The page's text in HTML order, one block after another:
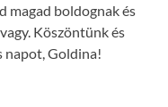
magad boldognak és
Köszöntünk és
napot, Goldina!